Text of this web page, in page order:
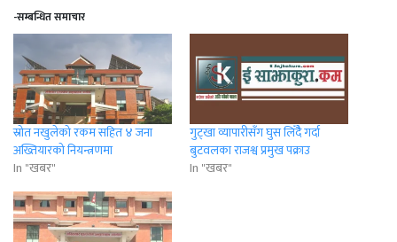
-सम्बन्धित समाचार
स्रोत नखुलेको रकम सहित ४ जना
अख्तियारको नियन्त्रणमा
In "खबर"
गुट्खा व्यापारीसँग घुस लिँदैै गर्दा
बुटवलका राजश्व प्रमुख पक्राउ
In "खबर"